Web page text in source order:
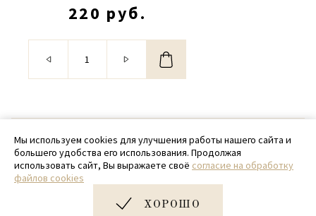
220 руб.
© 2020 - 2026 SamPack
+ 7 (918) 699-97-87
zakaz@sampack.store
Дизайн и разработка сайта
Мы используем cookies для улучшения работы нашего сайта и
большего удобства его использования. Продолжая
использовать сайт, Вы выражаете своё согласие на обработку
файлов cookies
ХОРОШО